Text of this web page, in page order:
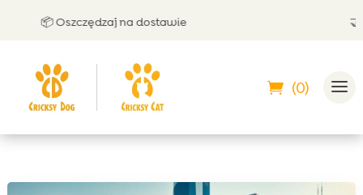
📦 Oszczędzaj na dostawie 🤝
(0)